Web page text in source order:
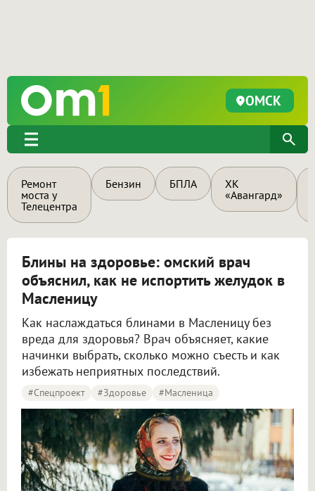
ОМСК
Ремонт
моста у
Телецентра
Бензин БПЛА
ХК
«Авангард»
Блины на здоровье: омский врач
объяснил, как не испортить желудок в
Масленицу
Как наслаждаться блинами в Масленицу без
вреда для здоровья? Врач объясняет, какие
начинки выбрать, сколько можно съесть и как
избежать неприятных последствий.
#Спецпроект #Здоровье #масленица